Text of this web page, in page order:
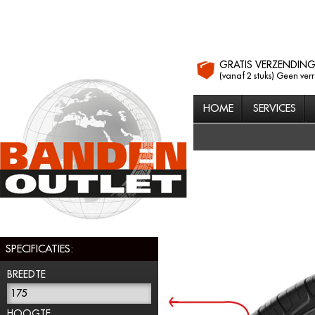
GRATIS VERZENDING
(vanaf 2 stuks) Geen
HOME SERVICES
SPECIFICATIES:
BREEDTE
175